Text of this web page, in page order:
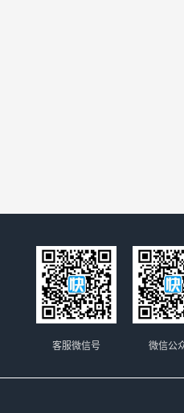
微信公
客服微信号